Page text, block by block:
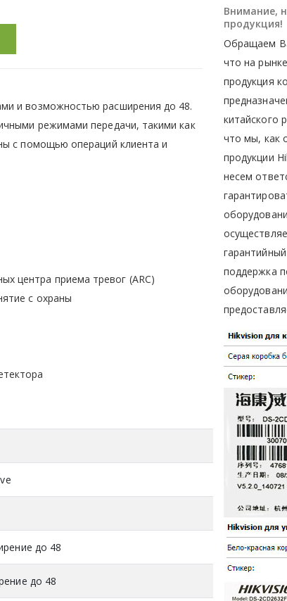
и возможностью расширения до 48.
режимами передачи, такими как
с помощью операций клиента и
центра приема тревог (ARC)
с охраны
до 48
до 48
Внимание,
продукция!
Обращаем
что на
продукция
китайского
что мы, как
продукции
несем
поддержка